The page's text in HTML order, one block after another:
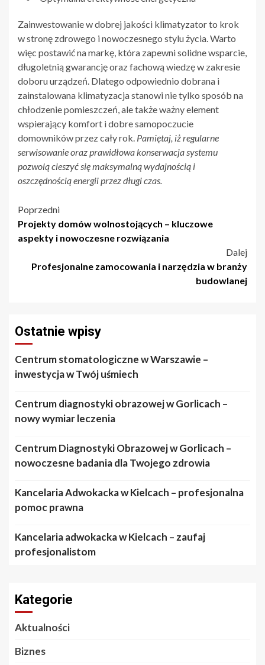
Zainwestowanie w dobrej jakości klimatyzator to krok
w stronę zdrowego i nowoczesnego stylu życia. Warto
więc postawić na markę, która zapewni solidne wsparcie,
długoletnią gwarancję oraz fachową wiedzę w zakresie
doboru urządzeń. Dlatego odpowiednio dobrana i
zainstalowana klimatyzacja stanowi nie tylko sposób na
chłodzenie pomieszczeń, ale także ważny element
wspierający komfort i dobre samopoczucie
domowników przez cały rok. Pamiętaj, iż regularne
serwisowanie oraz prawidłowa konserwacja systemu
pozwolą cieszyć się maksymalną wydajnością i
oszczędnością energii przez długi czas.
Nawigacja
wpisu
Poprzedni
Projekty domów wolnostojących – kluczowe
aspekty i nowoczesne rozwiązania
Dalej
Profesjonalne zamocowania i narzędzia w branży
budowlanej
Ostatnie wpisy
Centrum stomatologiczne w Warszawie –
inwestycja w Twój uśmiech
Centrum diagnostyki obrazowej w Gorlicach –
nowy wymiar leczenia
Centrum Diagnostyki Obrazowej w Gorlicach –
nowoczesne badania dla Twojego zdrowia
Kancelaria Adwokacka w Kielcach – profesjonalna
pomoc prawna
Kancelaria adwokacka w Kielcach – zaufaj
profesjonalistom
Kategorie
Aktualności
Biznes